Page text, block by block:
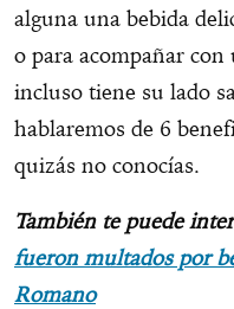
alguna una bebida
o para acompañar
incluso tiene su lado
hablaremos de 6
quizás no conocías.
También te puede
fueron multados por
Romano